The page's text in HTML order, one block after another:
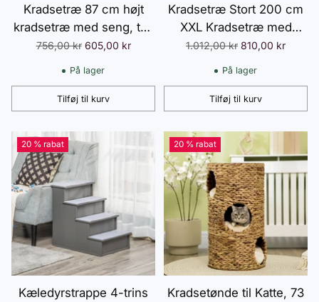
Kradsetræ 87 cm højt
kradsetræ med seng, tyk
stamme, kradsetræ til
katte med sisal
til 6 kg, indendørs, brun
Normalpris
756,00 kr 605,00 kr
På lager
Tilføj til kurv
Antal
Kradsetræ Stort 200 cm
XXL Kradsetræ med
Kattehuler og
Hængekøjer, Stald til
Normalpris
1.012,00 kr 810,00 kr
På lager
Tilføj til kurv
Antal
20 % rabat
Kæledyrstrappe 4-trins
20 % rabat
Kradsetønde til Katte, 73